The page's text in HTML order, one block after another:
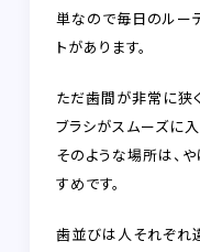
単なので毎日のルー
トがあります。
ただ歯間が非常に狭
ブラシがスムーズに入
そのような場所は、
すめです。
歯並びは人それぞれ